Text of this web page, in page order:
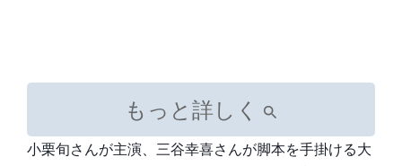
もっと詳しく
小栗旬さんが主演、三谷幸喜さんが脚本を手掛ける大